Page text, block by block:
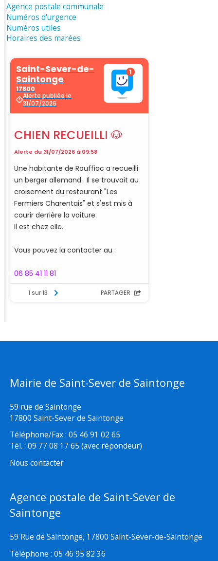
Agence postale communale
Numéros d'urgence
Numéros utiles
Horaires des marées
Mairie de Saint-Sever de Saintonge
59 rue de Saintonge
17800 Saint-Sever de Saintonge
Téléphone/Fax : 05 46 91 02 65
Tél. : 09 77 08 17 65 (avec répondeur)
Nous contacter
Agence postale de Saint-Sever de
Saintonge
59 Rue de Saintonge, 17800 Saint-Sever-de-Saintonge
Téléphone : 05 46 95 82 36